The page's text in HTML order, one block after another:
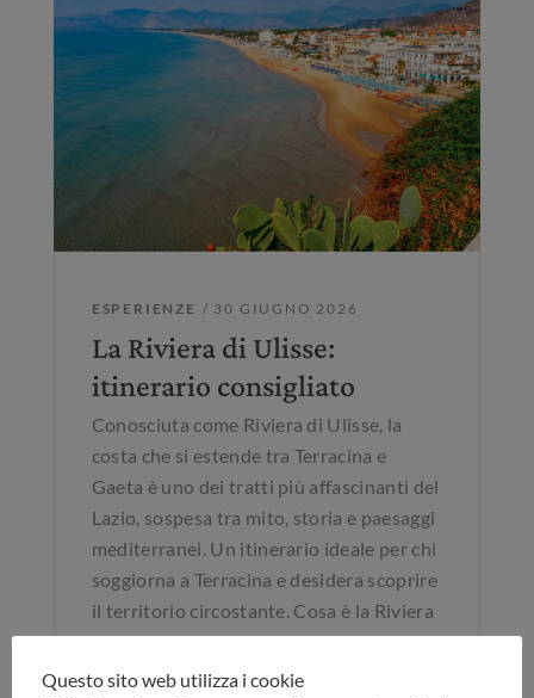
ESPERIENZE / 30 GIUGNO 2026
La Riviera di Ulisse:
itinerario consigliato
Conosciuta come Riviera di Ulisse, la
costa che si estende tra Terracina e
Gaeta è uno dei tratti più affascinanti del
Lazio, sospesa tra mito, storia e paesaggi
mediterranei. Un itinerario ideale per chi
soggiorna a Terracina e desidera scoprire
il territorio circostante. Cosa è la Riviera
di Ulisse Il nome richiama le leggende
omeriche […]
Questo sito web utilizza i cookie